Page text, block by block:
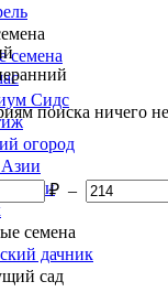
семена
Сидс
огород
России
семена
дачник
сад
поиска ничего
₽ –